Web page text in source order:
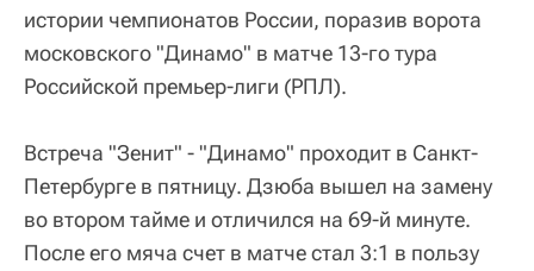
истории чемпионатов России, поразив ворота
московского "Динамо" в матче 13-го тура
Российской премьер-лиги (РПЛ).
Встреча "Зенит" - "Динамо" проходит в Санкт-
Петербурге в пятницу. Дзюба вышел на замену
во втором тайме и отличился на 69-й минуте.
После его мяча счет в матче стал 3:1 в пользу